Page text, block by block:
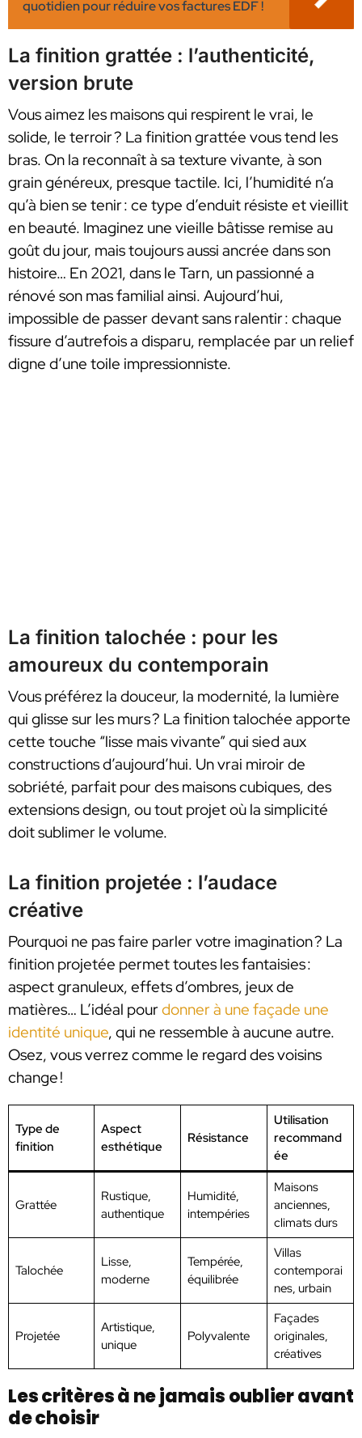
quotidien pour réduire vos factures EDF !
La finition grattée : l’authenticité,
version brute
Vous aimez les maisons qui respirent le vrai, le
solide, le terroir ? La finition grattée vous tend les
bras. On la reconnaît à sa texture vivante, à son
grain généreux, presque tactile. Ici, l’humidité n’a
qu’à bien se tenir : ce type d’enduit résiste et vieillit
en beauté. Imaginez une vieille bâtisse remise au
goût du jour, mais toujours aussi ancrée dans son
histoire… En 2021, dans le Tarn, un passionné a
rénové son mas familial ainsi. Aujourd’hui,
impossible de passer devant sans ralentir : chaque
fissure d’autrefois a disparu, remplacée par un relief
digne d’une toile impressionniste.
La finition talochée : pour les
amoureux du contemporain
Vous préférez la douceur, la modernité, la lumière
qui glisse sur les murs ? La finition talochée apporte
cette touche “lisse mais vivante” qui sied aux
constructions d’aujourd’hui. Un vrai miroir de
sobriété, parfait pour des maisons cubiques, des
extensions design, ou tout projet où la simplicité
doit sublimer le volume.
La finition projetée : l’audace
créative
Pourquoi ne pas faire parler votre imagination ? La
finition projetée permet toutes les fantaisies :
aspect granuleux, effets d’ombres, jeux de
matières… L’idéal pourdonner à une façade une
identité unique, qui ne ressemble à aucune autre.
Osez, vous verrez comme le regard des voisins
change !
Type de
finition
Aspect
esthétique
Résistance
Utilisation
recommand
ée
Grattée
Rustique,
authentique
Humidité,
intempéries
Maisons
anciennes,
climats durs
Talochée
Lisse,
moderne
Tempérée,
équilibrée
Villas
contemporai
nes, urbain
Projetée
Artistique,
unique
Polyvalente
Façades
originales,
créatives
Les critères à ne jamais oublier avant
de choisir